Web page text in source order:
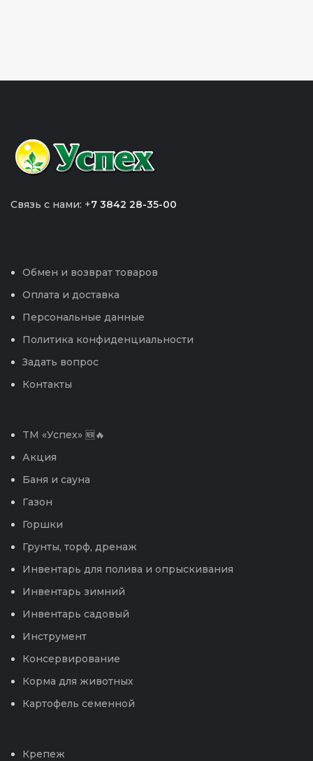
Связь с нами: +7 3842 28-35-00
Обмен и возврат товаров
Оплата и доставка
Персональные данные
Политика конфиденциальности
Задать вопрос
Контакты
TM «Успех» 🆕🔥
Акция
Баня и сауна
Газон
Горшки
Грунты, торф, дренаж
Инвентарь для полива и опрыскивания
Инвентарь зимний
Инвентарь садовый
Инструмент
Консервирование
Корма для животных
Картофель семенной
Крепеж